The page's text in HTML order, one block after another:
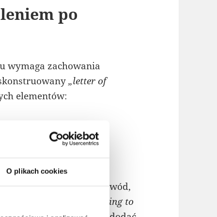
O plikach cookies
po
wymaga zachowania
„letter of
elementów:
Sir or Madam”w
adresata, lub„Dear Mr
komunikujemy powód,
„I am writing to